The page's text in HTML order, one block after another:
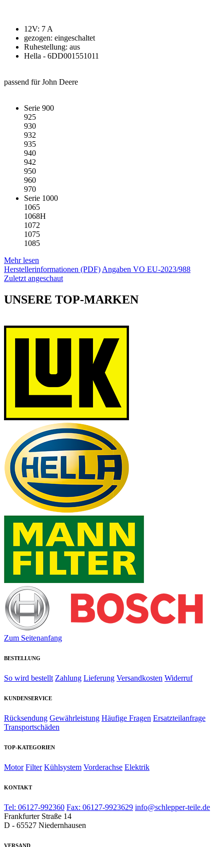
12V: 7 A
gezogen: eingeschaltet
Ruhestellung: aus
Hella - 6DD001551011
passend für John Deere
Serie 900
925
930
932
935
940
942
950
960
970
Serie 1000
1065
1068H
1072
1075
1085
Mehr lesen
Herstellerinformationen (PDF)Angaben VO EU-2023/988
Zuletzt angeschaut
UNSERE TOP-MARKEN
Zum Seitenanfang
BESTELLUNG
So wird bestellt Zahlung Lieferung Versandkosten Widerruf
KUNDENSERVICE
Rücksendung Gewährleistung Häufige Fragen Ersatzteilanfrage
Transportschäden
TOP-KATEGORIEN
Motor Filter Kühlsystem Vorderachse Elektrik
KONTAKT
Tel: 06127-992360 Fax: 06127-9923629 info@schlepper-teile.de
Frankfurter Straße 14
D - 65527 Niedernhausen
VERSAND